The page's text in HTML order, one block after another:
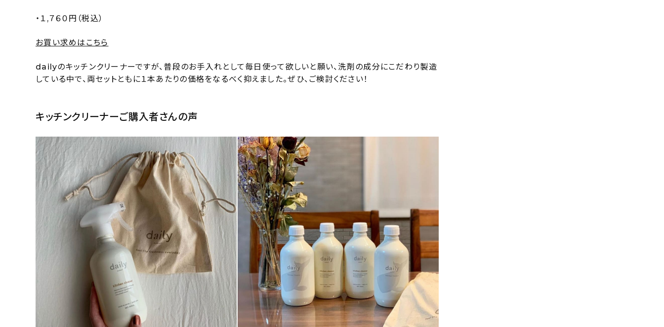
・１,７６０円（税込）
お買い求めはこちら
dailyのキッチンクリーナーですが、普段のお手入れとして毎日使って欲しいと願い、洗剤の成分にこだわり製造
している中で、両セットともに１本あたりの価格をなるべく抑えました。ぜひ、ご検討ください！
キッチンクリーナーご購入者さんの声